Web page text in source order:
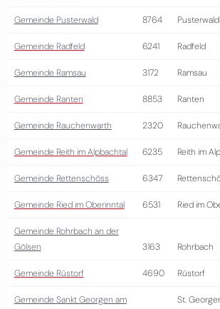
Gemeinde Pusterwald 8764 Pusterwald
Gemeinde Radfeld 6241 Radfeld
Gemeinde Ramsau 3172 Ramsau
Gemeinde Ranten 8853 Ranten
Gemeinde Rauchenwarth 2320
Gemeinde Reith im Alpbachtal 6235 Reith im
Gemeinde Rettenschöss 6347
Gemeinde Ried im Oberinntal 6531 Ried im
Gemeinde Rohrbach an der
Gölsen
3163 Rohrbach
Gemeinde Rüstorf 4690 Rüstorf
Gemeinde Sankt Georgen am
St.